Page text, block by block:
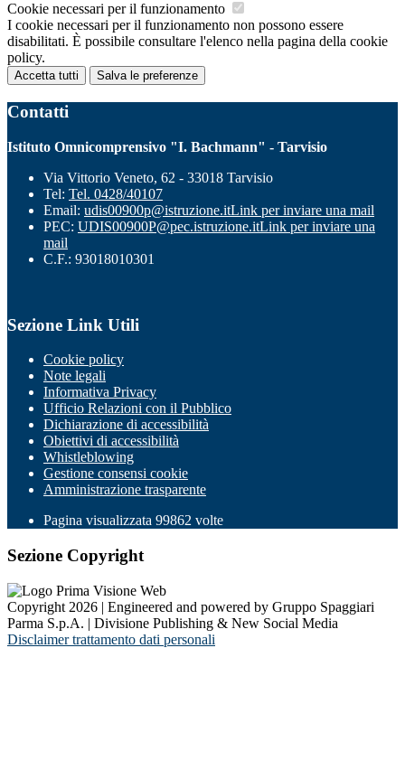
Cookie necessari per il funzionamento
I cookie necessari per il funzionamento non possono essere
disabilitati. È possibile consultare l'elenco nella pagina della cookie
policy.
Accetta tutti Salva le preferenze
Contatti
Istituto Omnicomprensivo "I. Bachmann" - Tarvisio
Via Vittorio Veneto, 62 - 33018 Tarvisio
Tel: Tel. 0428/40107
Email: udis00900p@istruzione.itLink per inviare una mail
PEC: UDIS00900P@pec.istruzione.itLink per inviare una
mail
C.F.: 93018010301
Sezione Link Utili
Cookie policy
Note legali
Informativa Privacy
Ufficio Relazioni con il Pubblico
Dichiarazione di accessibilità
Obiettivi di accessibilità
Whistleblowing
Gestione consensi cookie
Amministrazione trasparente
Pagina visualizzata 99862 volte
Sezione Copyright
Copyright 2026 | Engineered and powered by Gruppo Spaggiari
Parma S.p.A. | Divisione Publishing & New Social Media
Disclaimer trattamento dati personali